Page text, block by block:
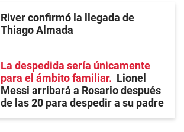
River confirmó la llegada de
Thiago Almada
La despedida sería únicamente
para el ámbito familiar
Lionel
Messi arribará a Rosario después
de las 20 para despedir a su padre